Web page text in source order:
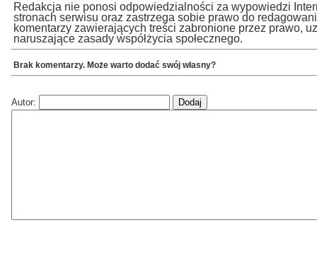
Redakcja nie ponosi odpowiedzialności za wypowiedzi
stronach serwisu oraz zastrzega sobie prawo do
komentarzy zawierających treści zabronione przez prawo,
naruszające zasady współżycia społecznego.
Brak komentarzy. Może warto dodać swój własny?
Autor: